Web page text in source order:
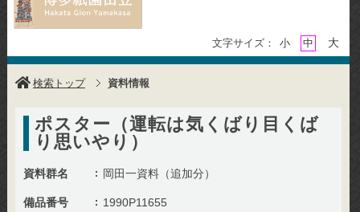
文字サイズ： 小 中 大
検索トップ 資料情報
ポスター（運転は気くばり目くば
り思いやり）
資料群名 岡田一資料（追加分）
備品番号 1990P11655